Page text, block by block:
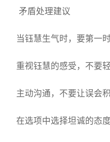
矛盾处理建议
当钰慧生气时，要第一
重视钰慧的感受，不要
主动沟通，不要让误会
在选项中选择坦诚的态